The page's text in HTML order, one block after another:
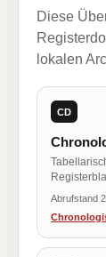
Diese
lokalen
CD
Abrufstand